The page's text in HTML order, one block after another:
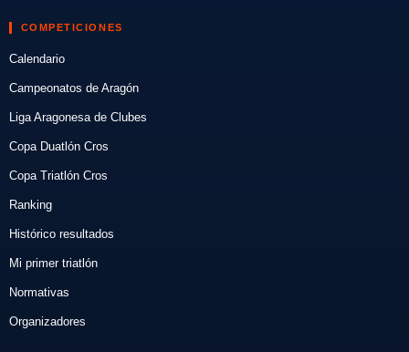
COMPETICIONES
Calendario
Campeonatos de Aragón
Liga Aragonesa de Clubes
Copa Duatlón Cros
Copa Triatlón Cros
Ranking
Histórico resultados
Mi primer triatlón
Normativas
Organizadores